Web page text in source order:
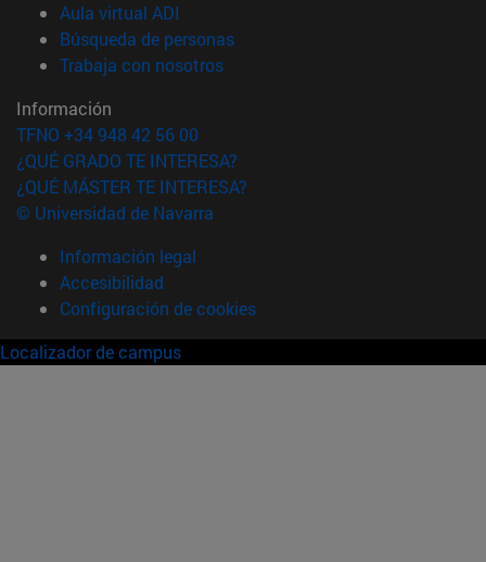
Aula virtual ADI
Búsqueda de personas(abre en nueva ventana)
Trabaja con nosotros(abre en nueva ventana)
Información
TFNO +34 948 42 56 00
¿QUÉ GRADO TE INTERESA?
¿QUÉ MÁSTER TE INTERESA?
© Universidad de Navarra
Información legal
Accesibilidad
Configuración de cookies
Localizador de campus